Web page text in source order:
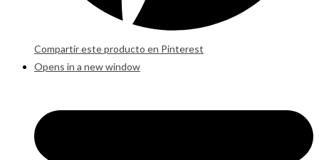
Compartir este producto en Pinterest
Opens in a new window